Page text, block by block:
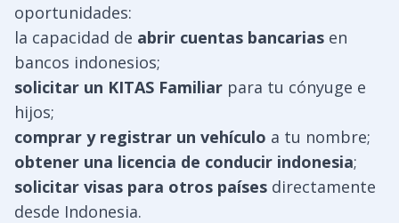
oportunidades:
la capacidad de abrir cuentas bancarias en
bancos indonesios;
solicitar un KITAS Familiar para tu cónyuge e
hijos;
comprar y registrar un vehículo a tu nombre;
obtener una licencia de conducir indonesia;
solicitar visas para otros países directamente
desde Indonesia.